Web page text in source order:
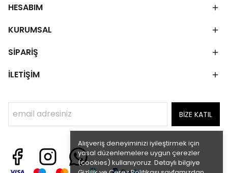
Alışveriş deneyiminizi iyileştirmek için
yasal düzenlemelere uygun çerezler
(cookies) kullanıyoruz. Detaylı bilgiye
HESABIM
KURUMSAL
SİPARİŞ
İLETİŞİM
BİZE KATIL